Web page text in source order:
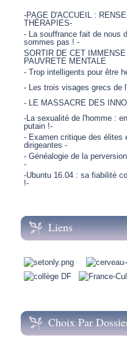
-PAGE D'ACCUEIL :
THÉRAPIES-
- La souffrance fait de nous
sommes pas ! -
SORTIR DE CET
PAUVRETE MENTALE
- Trop intelligents pour être
- Les trois visages grecs de
- LE MASSACRE DES
-La sexualité de l'homme :
putain !-
- Examen critique des élites
dirigeantes -
- Généalogie de la
-
-Ubuntu 16.04 : sa fiabilité
!-
Liens
Choix Par